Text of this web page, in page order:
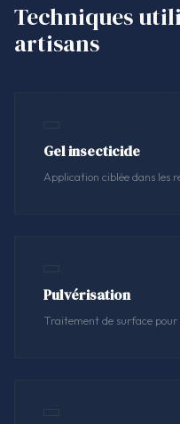
Techniques
artisans
Gel insecticide
Application ciblée dans les
Pulvérisation
Traitement de surface pour